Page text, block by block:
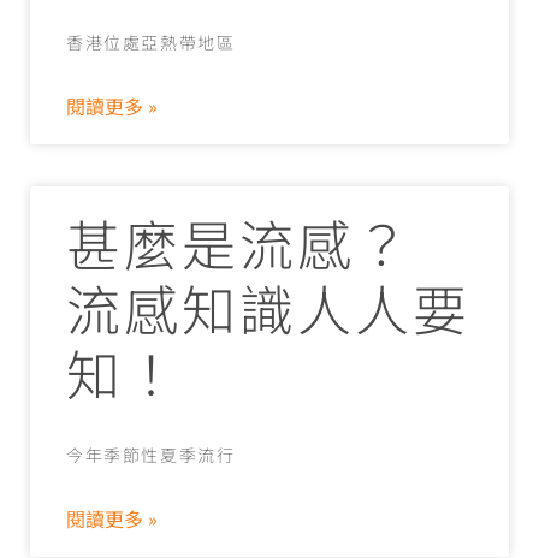
香港位處亞熱帶地區
閱讀更多 »
甚麼是流感？
流感知識人人要
知！
今年季節性夏季流行
閱讀更多 »